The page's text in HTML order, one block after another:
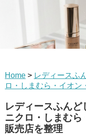
Home > レディースふ
ロ・しまむら・イオン
レディースふん
ニクロ・しまむら
販売店を整理